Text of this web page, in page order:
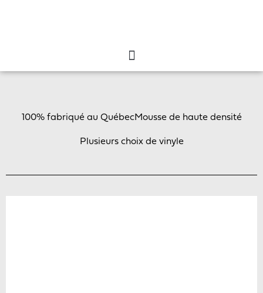
100% fabriqué au QuébecMousse de haute densité
Plusieurs choix de vinyle